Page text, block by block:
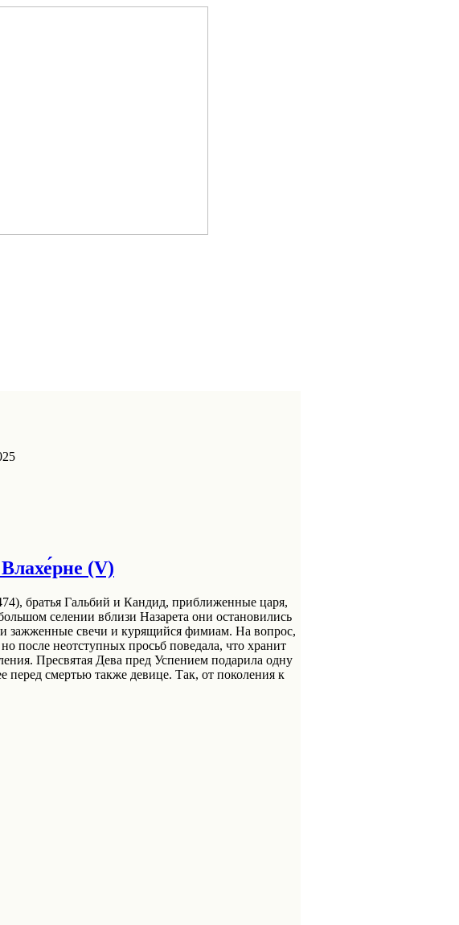
(V)
братья Гальбий и Кандид, приближенные царя,
селении вблизи Назарета они остановились
зажженные свечи и курящийся фимиам. На вопрос,
после неотступных просьб поведала, что хранит
Пресвятая Дева пред Успением подарила одну
перед смертью также девице. Так, от поколения к